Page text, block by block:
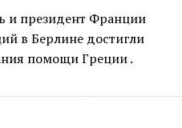
и президент Франции
в Берлине достигли
помощи Греции .